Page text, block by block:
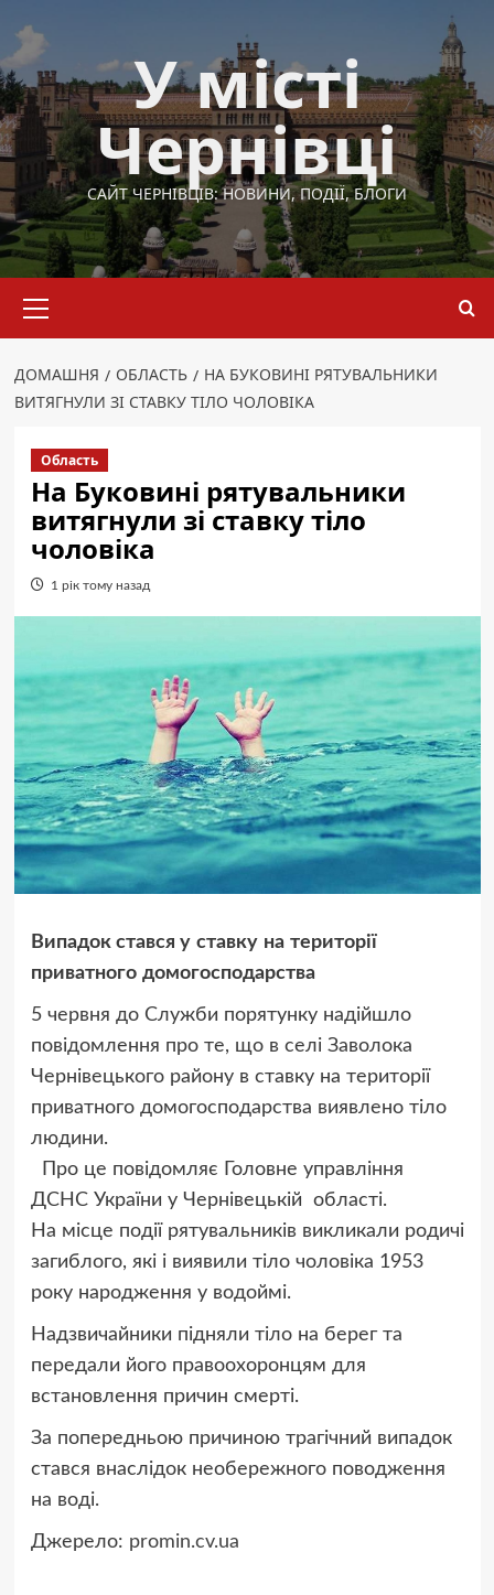
до
вмісту
У місті
Чернівці
САЙТ ЧЕРНІВЦІВ: НОВИНИ, ПОДІЇ, БЛОГИ
меню
ДОМАШНЯ ОБЛАСТЬ
НА БУКОВИНІ РЯТУВАЛЬНИКИ
ВИТЯГНУЛИ ЗІ СТАВКУ ТІЛО ЧОЛОВІКА
Область
На Буковині рятувальники
витягнули зі ставку тіло
чоловіка
1 рік тому назад
Випадок стався уставку на території
приватного домогосподарства
5 червня до Служби порятунку надійшло
повідомлення про те, що в селі Заволока
Чернівецького району в ставку на території
приватного домогосподарства виявлено тіло
людини.
Про це повідомляє Головне управління
ДСНС України у Чернівецькій області.
На місце події рятувальників викликали родичі
загиблого, які і виявили тіло чоловіка 1953
року народження у водоймі.
Надзвичайники підняли тіло на берег та
передали його правоохоронцям для
встановлення причин смерті.
За попередньою причиною трагічний випадок
стався внаслідок необережного поводження
на воді.
Джерело: promin.cv.ua